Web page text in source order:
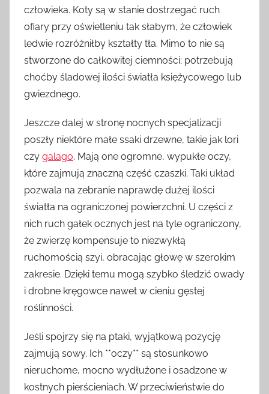
człowieka. Koty są w stanie dostrzegać ruch
ofiary przy oświetleniu tak słabym, że człowiek
ledwie rozróżniłby kształty tła. Mimo to nie są
stworzone do całkowitej ciemności; potrzebują
choćby śladowej ilości światła księżycowego lub
gwiezdnego.
Jeszcze dalej w stronę nocnych specjalizacji
poszły niektóre małe ssaki drzewne, takie jak lori
czy galago. Mają one ogromne, wypukłe oczy,
które zajmują znaczną część czaszki. Taki układ
pozwala na zebranie naprawdę dużej ilości
światła na ograniczonej powierzchni. U części z
nich ruch gałek ocznych jest na tyle ograniczony,
że zwierzę kompensuje to niezwykłą
ruchomością szyi, obracając głowę w szerokim
zakresie. Dzięki temu mogą szybko śledzić owady
i drobne kręgowce nawet w cieniu gęstej
roślinności.
Jeśli spojrzy się na ptaki, wyjątkową pozycję
zajmują sowy. Ich **oczy** są stosunkowo
nieruchome, mocno wydłużone i osadzone w
kostnych pierścieniach. W przeciwieństwie do